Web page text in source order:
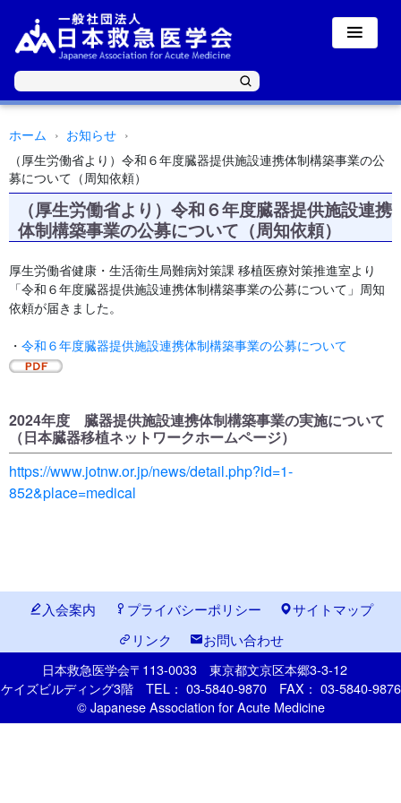
ホーム
お知らせ
（厚生労働省より）令和６年度臓器提供施設連携体制構築事業の公
募について（周知依頼）
（厚生労働省より）令和６年度臓器提供施設連携
体制構築事業の公募について（周知依頼）
厚生労働省健康・生活衛生局難病対策課 移植医療対策推進室より
「令和６年度臓器提供施設連携体制構築事業の公募について」周知
依頼が届きました。
・ 令和６年度臓器提供施設連携体制構築事業の公募について
2024年度 臓器提供施設連携体制構築事業の実施について
（日本臓器移植ネットワークホームページ）
https://www.jotnw.or.jp/news/detail.php?id=1-
852&place=medical
入会案内 プライバシーポリシー
サイトマップ
リンク
お問い合わせ
日本救急医学会〒113-0033 東京都文京区本郷3-3-12
ケイズビルディング3階 TEL： 03-5840-9870 FAX： 03-5840-9876
© Japanese Association for Acute Medicine